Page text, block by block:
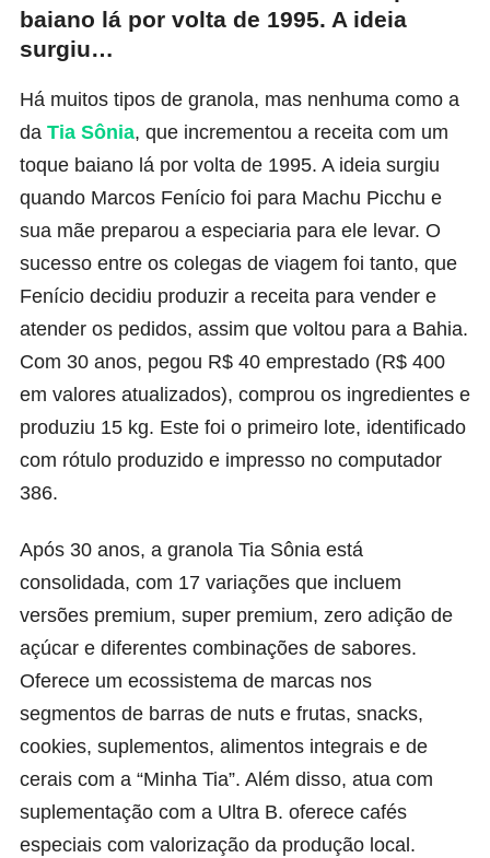
baiano lá por volta de 1995. A ideia
surgiu…
Há muitos tipos de granola, mas nenhuma como a
da Tia Sônia, que incrementou a receita com um
toque baiano lá por volta de 1995. A ideia surgiu
quando Marcos Fenício foi para Machu Picchu e
sua mãe preparou a especiaria para ele levar. O
sucesso entre os colegas de viagem foi tanto, que
Fenício decidiu produzir a receita para vender e
atender os pedidos, assim que voltou para a Bahia.
Com 30 anos, pegou R$ 40 emprestado (R$ 400
em valores atualizados), comprou os ingredientes e
produziu 15 kg. Este foi o primeiro lote, identificado
com rótulo produzido e impresso no computador
386.
Após 30 anos, a granola Tia Sônia está
consolidada, com 17 variações que incluem
versões premium, super premium, zero adição de
açúcar e diferentes combinações de sabores.
Oferece um ecossistema de marcas nos
segmentos de barras de nuts e frutas, snacks,
cookies, suplementos, alimentos integrais e de
cerais com a “Minha Tia”. Além disso, atua com
suplementação com a Ultra B. oferece cafés
especiais com valorização da produção local.